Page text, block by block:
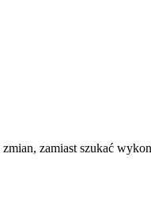
zamiast szukać